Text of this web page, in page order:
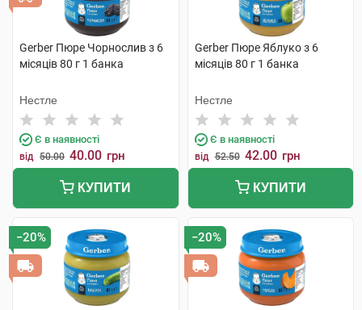
Gerber Пюре Чорнослив з 6
місяців 80 г 1 банка
Нестле
Є в наявності
від 50.00 40.00 грн
КУПИТИ
Gerber Пюре Яблуко з 6
місяців 80 г 1 банка
Нестле
Є в наявності
від 52.50 42.00 грн
КУПИТИ
−20% −20%